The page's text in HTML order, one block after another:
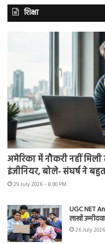
शिक्षा
अमेरिका में नौकरी नहीं
इंजीनियर, बोले- संघर्ष ने
29 July 2026 - 8:00 PM
UGC NET
लाखों
26 July